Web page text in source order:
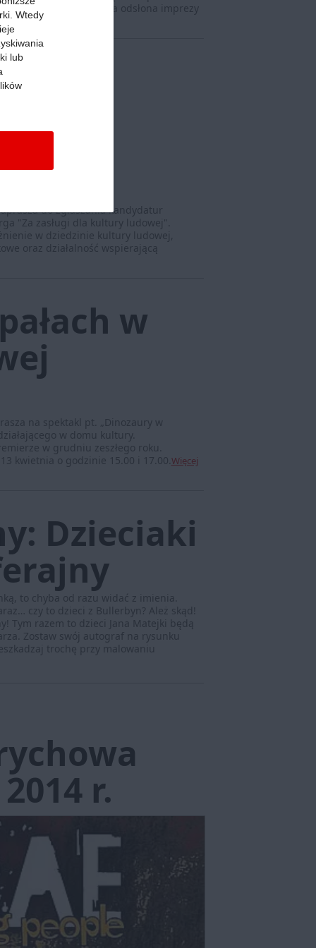
i wykłady. Tegoroczna odsłona imprezy
do zgłaszania kandydatur
"Za zasługi dla kultury ludowej".
w dziedzinie kultury ludowej,
oraz działalność wspierającą
w
na spektakl pt. „Dinozaury w
w domu kultury.
w grudniu zeszłego roku.
kwietnia o godzinie 15.00 i 17.00. Więcej
Dzieciaki
to chyba od razu widać z imienia.
czy to dzieci z Bullerbyn? Ależ skąd!
Tym razem to dzieci Jana Matejki będą
Zostaw swój autograf na rysunku
trochę przy malowaniu
r.
Wtedy
lub